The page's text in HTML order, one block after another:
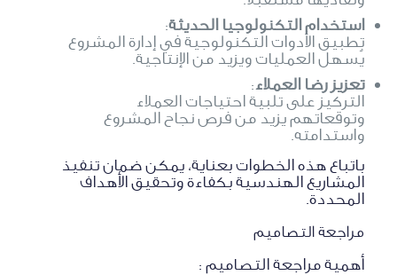
استخدام التكنولوجيا الحديثة:
تطبيق الأدوات التكنولوجية في إدارة المشروع
يُسهل العمليات ويزيد من الإنتاجية.
تعزيز رضا العملاء:
التركيز على تلبية احتياجات العملاء
وتوقعاتهم يزيد من فرص نجاح المشروع
واستدامته.
باتباع هذه الخطوات بعناية، يمكن ضمان تنفيذ
المشاريع الهندسية بكفاءة وتحقيق الأهداف
المحددة.
مراجعة التصاميم
أهمية مراجعة التصاميم :